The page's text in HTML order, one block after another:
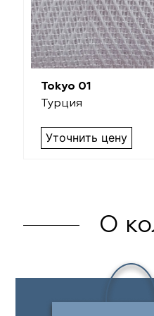
Tokyo 01
Турция
Уточнить цену
О